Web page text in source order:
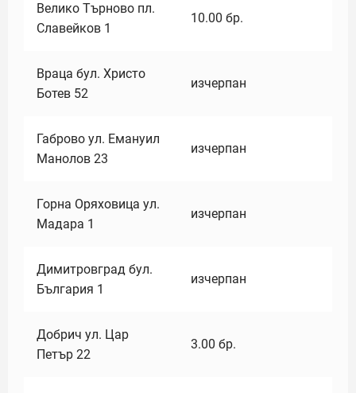
Велико Търново пл.
Славейков 1
10.00 бр.
Враца бул. Христо
Ботев 52
изчерпан
Габрово ул. Емануил
Манолов 23
изчерпан
Горна Оряховица ул.
Мадара 1
изчерпан
Димитровград бул.
България 1
изчерпан
Добрич ул. Цар
Петър 22
3.00 бр.